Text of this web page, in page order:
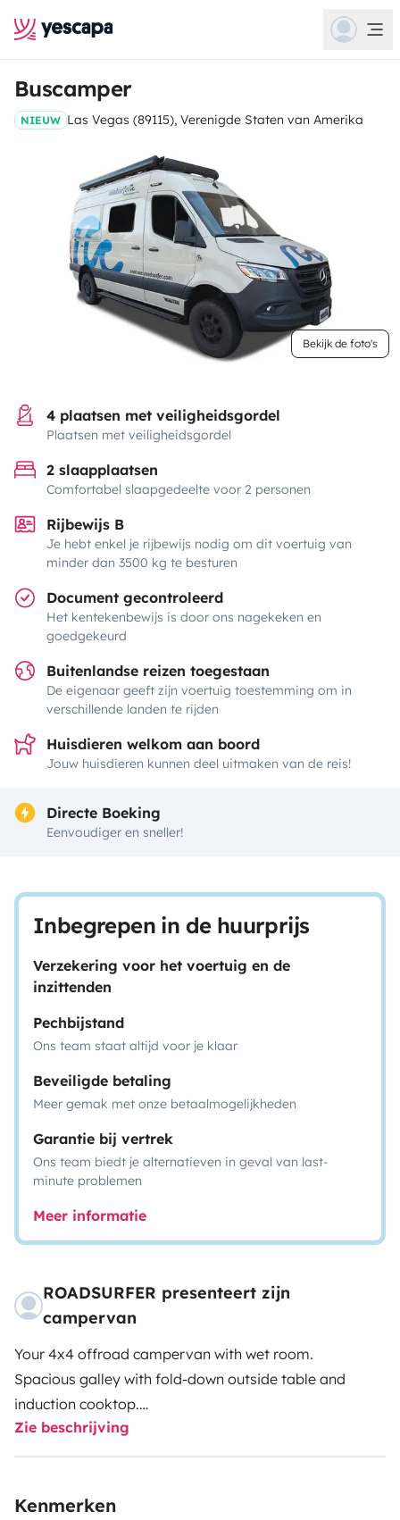
Buscamper
NIEUW Las Vegas (89115), Verenigde Staten van Amerika
Bekijk de foto's
4 plaatsen met veiligheidsgordel
Plaatsen met veiligheidsgordel
2 slaapplaatsen
Comfortabel slaapgedeelte voor 2 personen
Rijbewijs B
Je hebt enkel je rijbewijs nodig om dit voertuig van
minder dan 3500 kg te besturen
Document gecontroleerd
Het kentekenbewijs is door ons nagekeken en
goedgekeurd
Buitenlandse reizen toegestaan
De eigenaar geeft zijn voertuig toestemming om in
verschillende landen te rijden
Huisdieren welkom aan boord
Jouw huisdieren kunnen deel uitmaken van de reis!
Directe Boeking
Eenvoudiger en sneller!
Inbegrepen in de huurprijs
Verzekering voor het voertuig en de
inzittenden
Pechbijstand
Ons team staat altijd voor je klaar
Beveiligde betaling
Meer gemak met onze betaalmogelijkheden
Garantie bij vertrek
Ons team biedt je alternatieven in geval van last-
minute problemen
Meer informatie
ROADSURFER presenteert zijn
campervan
Your 4x4 offroad campervan with wet room.
Spacious galley with fold-down outside table and
induction cooktop.
Wet room with shower and toilet.
Air heater. 4 seats and 2 sleeping berths.
content/uploads/roadsurfer-RENT-TermsConditions-
Zie beschrijving
Kenmerken